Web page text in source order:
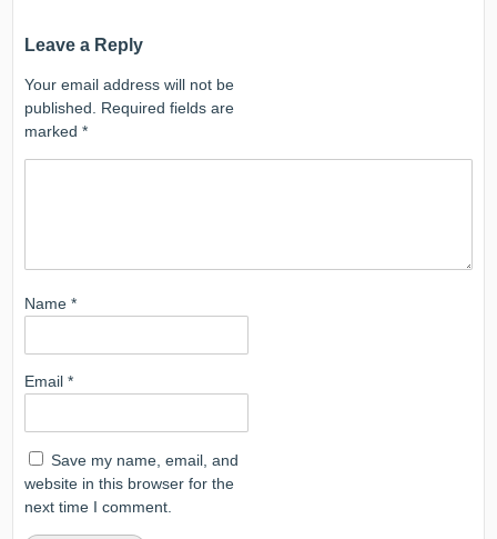
Leave a Reply
Your email address will not be
published.
Required fields are
marked*
Name*
Email*
Save my name, email, and
website in this browser for the
next time I comment.